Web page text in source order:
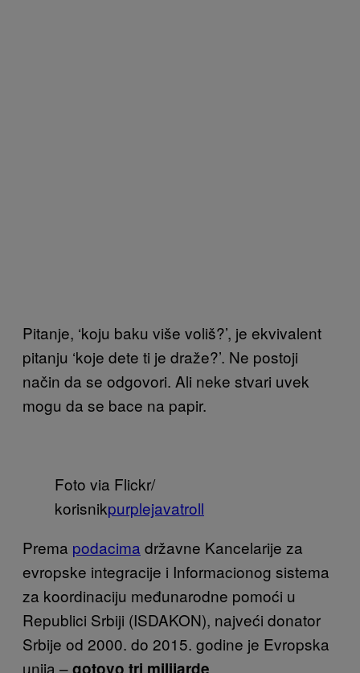
Pitanje, ‘koju baku više voliš?’, je ekvivalent
pitanju ‘koje dete ti je draže?’. Ne postoji
način da se odgovori. Ali neke stvari uvek
mogu da se bace na papir.
Foto via Flickr/
korisnikpurplejavatroll
Prema podacima državne Kancelarije za
evropske integracije i Informacionog sistema
za koordinaciju međunarodne pomoći u
Republici Srbiji (ISDAKON), najveći donator
Srbije od 2000. do 2015. godine je Evropska
unija –gotovo tri milijarde